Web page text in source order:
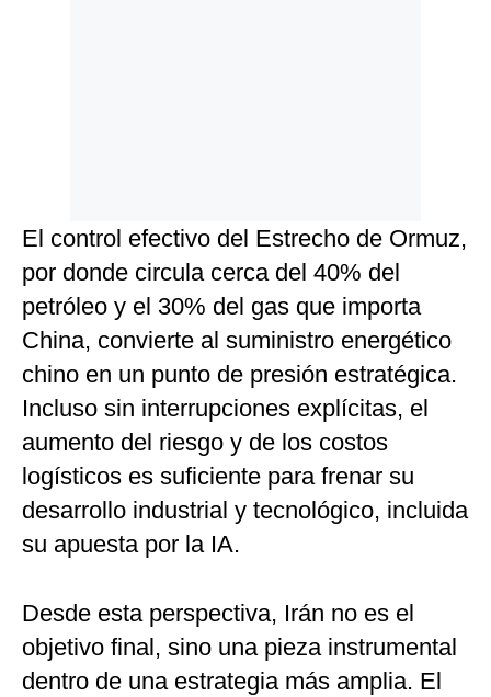
El control efectivo del Estrecho de Ormuz,
por donde circula cerca del 40% del
petróleo y el 30% del gas que importa
China, convierte al suministro energético
chino en un punto de presión estratégica.
Incluso sin interrupciones explícitas, el
aumento del riesgo y de los costos
logísticos es suficiente para frenar su
desarrollo industrial y tecnológico, incluida
su apuesta por la IA.
Desde esta perspectiva, Irán no es el
objetivo final, sino una pieza instrumental
dentro de una estrategia más amplia. El